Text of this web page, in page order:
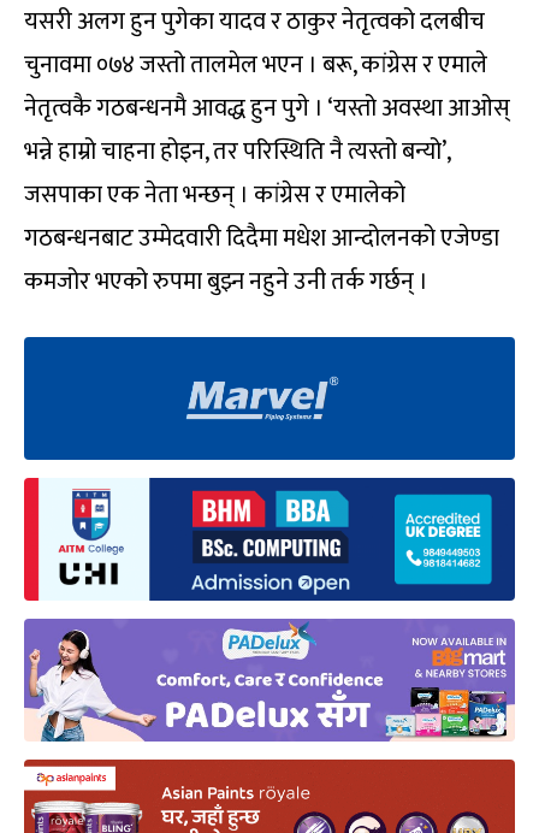
यसरी अलग हुन पुगेका यादव र ठाकुर नेतृत्वको दलबीच
चुनावमा ०७४ जस्तो तालमेल भएन । बरू, कांग्रेस र एमाले
नेतृत्वकै गठबन्धनमै आवद्ध हुन पुगे । ‘यस्तो अवस्था आओस्
भन्ने हाम्रो चाहना होइन, तर परिस्थिति नै त्यस्तो बन्यो’,
जसपाका एक नेता भन्छन् । कांग्रेस र एमालेको
गठबन्धनबाट उम्मेदवारी दिदैमा मधेश आन्दोलनको एजेण्डा
कमजोर भएको रुपमा बुझ्न नहुने उनी तर्क गर्छन् ।